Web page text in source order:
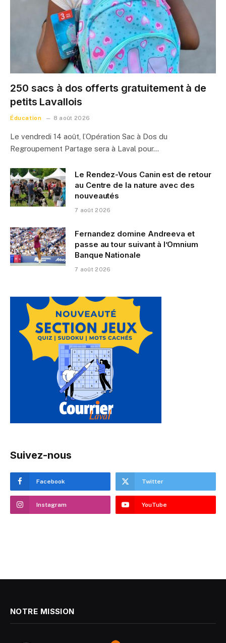
250 sacs à dos offerts gratuitement à de
petits Lavallois
Éducation 8 août 2026
Le vendredi 14 août, l’Opération Sac à Dos du
Regroupement Partage sera à Laval pour…
Le Rendez-Vous Canin est de retour
au Centre de la nature avec des
nouveautés
7 août 2026
Fernandez domine Andreeva et
passe au tour suivant à l’Omnium
Banque Nationale
7 août 2026
Suivez-nous
Facebook Twitter
Instagram YouTube
NOTRE MISSION